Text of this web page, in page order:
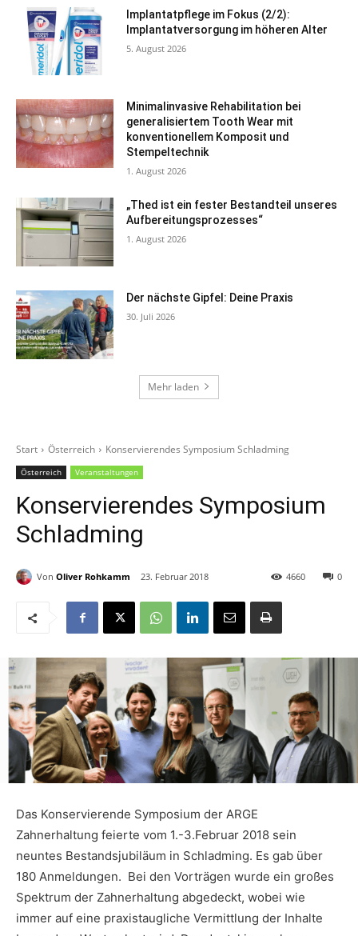
Implantatpflege im Fokus (2/2):
Implantatversorgung im höheren Alter
5. August 2026
Minimalinvasive Rehabilitation bei
generalisiertem Tooth Wear mit
konventionellem Komposit und
Stempeltechnik
1. August 2026
„Thed ist ein fester Bestandteil unseres
Aufbereitungsprozesses“
1. August 2026
Der nächste Gipfel: Deine Praxis
30. Juli 2026
Mehr laden